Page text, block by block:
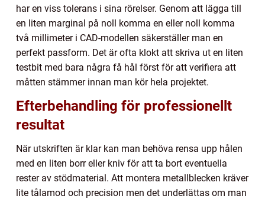
har en viss tolerans i sina rörelser. Genom att lägga till
en liten marginal på noll komma en eller noll komma
två millimeter i CAD-modellen säkerställer man en
perfekt passform. Det är ofta klokt att skriva ut en liten
testbit med bara några få hål först för att verifiera att
måtten stämmer innan man kör hela projektet.
Efterbehandling för professionellt
resultat
När utskriften är klar kan man behöva rensa upp hålen
med en liten borr eller kniv för att ta bort eventuella
rester av stödmaterial. Att montera metallblecken kräver
lite tålamod och precision men det underlättas om man